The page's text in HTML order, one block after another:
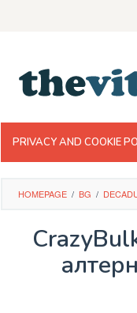
PRIVACY AND COOKIE
HOMEPAGE / BG /